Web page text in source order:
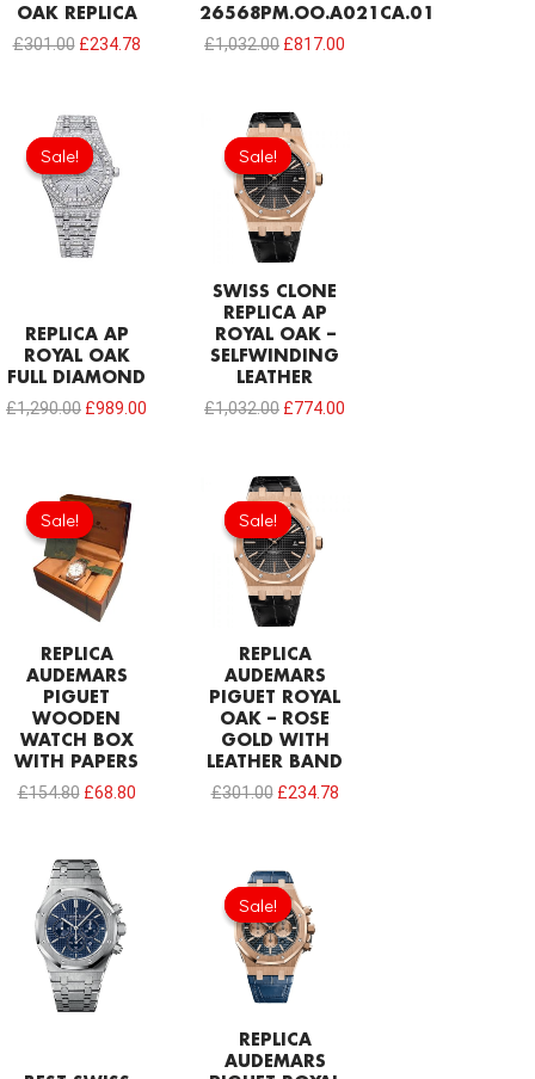
OAK REPLICA
£301.00 £234.78
26568PM.OO.A021CA.01
£1,032.00 £817.00
Sale!
Sale!
REPLICA AP
ROYAL OAK
FULL DIAMOND
£1,290.00
Original
price
was:
£1,290.00.
£989.00
Sale!
Sale!
SWISS CLONE
REPLICA AP
ROYAL OAK –
SELFWINDING
LEATHER
£1,032.00
Original
price
was:
£1,032.00.
£774.00
Sale!
Sale!
REPLICA
AUDEMARS
PIGUET
WOODEN
WATCH BOX
WITH PAPERS
£154.80
price
was:
£154.80.
£68.80
Sale!
Sale!
REPLICA
AUDEMARS
PIGUET ROYAL
OAK – ROSE
GOLD WITH
LEATHER BAND
£301.00
Original
price
was:
£301.00.
£234.78
Sale!
Sale!
REPLICA
AUDEMARS